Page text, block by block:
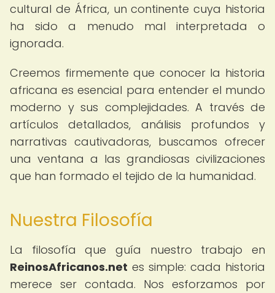
cultural de África, un continente cuya historia
ha sido a menudo mal interpretada o
ignorada.
Creemos firmemente que conocer la historia
africana es esencial para entender el mundo
moderno y sus complejidades. A través de
artículos detallados, análisis profundos y
narrativas cautivadoras, buscamos ofrecer
una ventana a las grandiosas civilizaciones
que han formado el tejido de la humanidad.
Nuestra Filosofía
La filosofía que guía nuestro trabajo en
ReinosAfricanos.net es simple: cada historia
merece ser contada. Nos esforzamos por